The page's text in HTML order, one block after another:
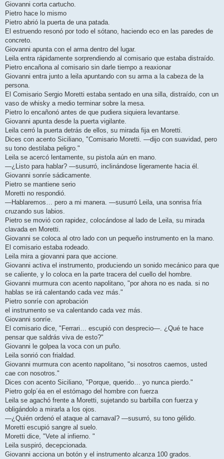
Giovanni corta cartucho.
Pietro hace lo mismo
Pietro abrió la puerta de una patada.
El estruendo resonó por todo el sótano, haciendo eco en las paredes de
concreto.
Giovanni apunta con el arma dentro del lugar.
Leila entra rápidamente sorprendiendo al comisario que estaba distraído.
Pietro encañona al comisario sin darle tiempo a reaxionar
Giovanni entra junto a leila apuntando con su arma a la cabeza de la
persona.
El Comisario Sergio Moretti estaba sentado en una silla, distraído, con un
vaso de whisky a medio terminar sobre la mesa.
Pietro lo encañonó antes de que pudiera siquiera levantarse.
Giovanni apunta desde la puerta vigilante.
Leila cerró la puerta detrás de ellos, su mirada fija en Moretti.
Dices con acento Siciliano, "Comisario Moretti. —dijo con suavidad, pero
su tono destilaba peligro."
Leila se acercó lentamente, su pistola aún en mano.
—¿Listo para hablar? —susurró, inclinándose ligeramente hacia él.
Giovanni sonríe sádicamente.
Pietro se mantiene serio
Moretti no respondió.
—Hablaremos… pero a mi manera. —susurró Leila, una sonrisa fría
cruzando sus labios.
Pietro se movió con rapidez, colocándose al lado de Leila, su mirada
clavada en Moretti.
Giovanni se coloca al otro lado con un pequeño instrumento en la mano.
El comisario estaba rodeado.
Leila mira a giovanni para que accione.
Giovanni activa el instrumento, produciendo un sonido mecánico para que
se caliente, y lo coloca en la parte tracera del cuello del hombre.
Giovanni murmura con acento napolitano, "por ahora no es nada. si no
hablas se irá calentando cada vez más."
Pietro sonríe con aprobación
el instrumento se va calentando cada vez más.
Giovanni sonríe.
El comisario dice, "Ferrari… escupió con desprecio—. ¿Qué te hace
pensar que saldrás viva de esto?"
Giovanni le golpea la voca con un puño.
Leila sonrió con frialdad.
Giovanni murmura con acento napolitano, "si nosotros caemos, usted
cae con nosotros."
Dices con acento Siciliano, "Porque, querido… yo nunca pierdo."
Pietro golp´éa en el estómago del hombre con fuerza
Leila se agachó frente a Moretti, sujetando su barbilla con fuerza y
obligándolo a mirarla a los ojos.
—¿Quién ordenó el ataque al carnaval? —susurró, su tono gélido.
Moretti escupió sangre al suelo.
Moretti dice, "Vete al infierno. "
Leila suspiró, decepcionada.
Giovanni acciona un botón y el instrumento alcanza 100 grados.